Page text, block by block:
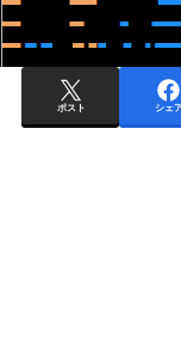
ポスト シェ